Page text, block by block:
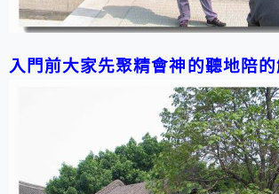
入門前大家先聚精會神的聽地陪的